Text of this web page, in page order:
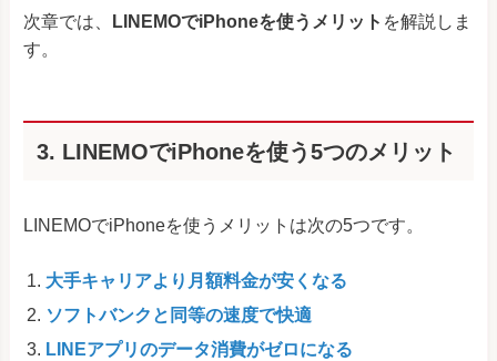
次章では、 LINEMOでiPhoneを使うメリット を解説しま
す。
3. LINEMOでiPhoneを使う5つのメリット
LINEMOでiPhoneを使うメリットは次の5つです。
大手キャリアより月額料金が安くなる
ソフトバンクと同等の速度で快適
LINEアプリのデータ消費がゼロになる